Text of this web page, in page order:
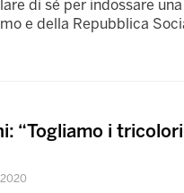
di sé per indossare
e della Repubblica
“Togliamo i
2020